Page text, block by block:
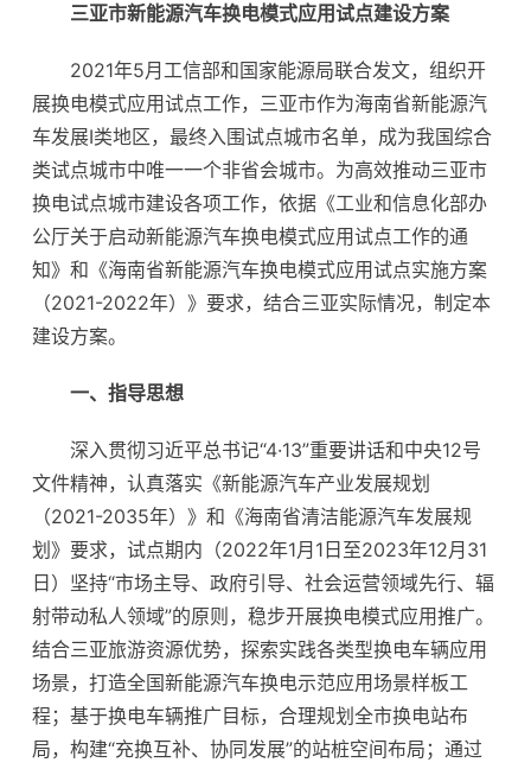
三亚市新能源汽车换电模式应用试点建设方案
2021年5月工信部和国家能源局联合发文，组织开
展换电模式应用试点工作，三亚市作为海南省新能源汽
车发展I类地区，最终入围试点城市名单，成为我国综合
类试点城市中唯一一个非省会城市。为高效推动三亚市
换电试点城市建设各项工作，依据《工业和信息化部办
公厅关于启动新能源汽车换电模式应用试点工作的通
知》和《海南省新能源汽车换电模式应用试点实施方案
（2021-2022年）》要求，结合三亚实际情况，制定本
建设方案。
一、指导思想
深入贯彻习近平总书记“4·13”重要讲话和中央12号
文件精神，认真落实《新能源汽车产业发展规划
（2021-2035年）》和《海南省清洁能源汽车发展规
划》要求，试点期内（2022年1月1日至2023年12月31
日）坚持“市场主导、政府引导、社会运营领域先行、辐
射带动私人领域”的原则，稳步开展换电模式应用推广。
结合三亚旅游资源优势，探索实践各类型换电车辆应用
场景，打造全国新能源汽车换电示范应用场景样板工
程；基于换电车辆推广目标，合理规划全市换电站布
局，构建“充换互补、协同发展”的站桩空间布局；通过